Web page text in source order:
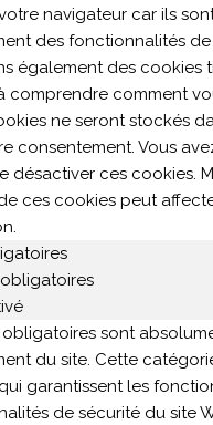
navigateur car ils
des fonctionnalités de
également des cookies
comprendre comment
ne seront stockés
consentement. Vous
désactiver ces cookies.
ces cookies peut
obligatoires sont
du site. Cette
garantissent les
de sécurité du site